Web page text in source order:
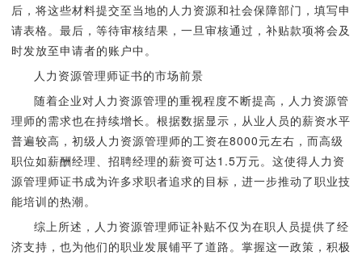
后，将这些材料提交至当地的人力资源和社会保障部门，填写申
请表格。最后，等待审核结果，一旦审核通过，补贴款项将会及
时发放至申请者的账户中。
人力资源管理师证书的市场前景
随着企业对人力资源管理的重视程度不断提高，人力资源管
理师的需求也在持续增长。根据数据显示，从业人员的薪资水平
普遍较高，初级人力资源管理师的工资在8000元左右，而高级
职位如薪酬经理、招聘经理的薪资可达1.5万元。这使得人力资
源管理师证书成为许多求职者追求的目标，进一步推动了职业技
能培训的热潮。
综上所述，人力资源管理师证补贴不仅为在职人员提供了经
济支持，也为他们的职业发展铺平了道路。掌握这一政策，积极